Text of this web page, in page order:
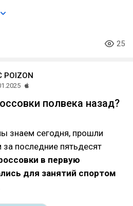
25
полвека назад?
знаем сегодня, прошли
последние пятьдесят
в первую
для занятий спортом